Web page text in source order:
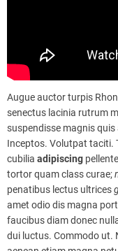
Augue auctor turpis
senectus lacinia rutrum
suspendisse magnis
Inceptos. Volutpat taciti.
cubilia adipiscing
tortor quam class curae;
penatibus lectus ultrices
amet odio dis magna
faucibus diam donec
dui luctus. Commodo ut.